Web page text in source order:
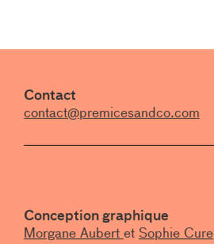
Contact
contact@premicesandco.com
Conception graphique
Morgane Aubert et Sophie Cure